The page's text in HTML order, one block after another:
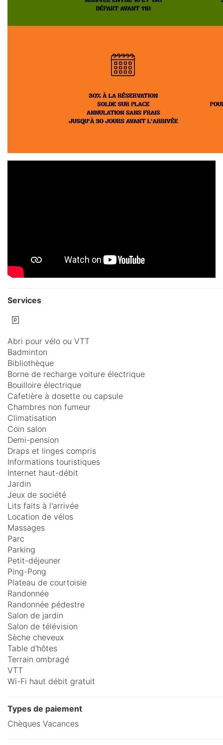
Services
Abri pour vélo ou VTT
Badminton
Bibliothèque
Borne de recharge voiture électrique
Bouilloire électrique
Cafetière à dosette ou capsule
Chambres non fumeur
Climatisation
Coin salon
Demi-pension
Draps et linges compris
Informations touristiques
Internet haut-débit
Jardin
Jeux de société
Lits faits à l'arrivée
Location de vélos
Massages
Parc
Parking
Petit-déjeuner
Ping-Pong
Plateau de courtoisie
Randonnée
Randonnée pédestre
Salon de jardin
Salon de télévision
Sèche cheveux
Table d'hôtes
Terrain ombragé
VTT
Wi-Fi haut débit gratuit
Types de paiement
Chèques Vacances